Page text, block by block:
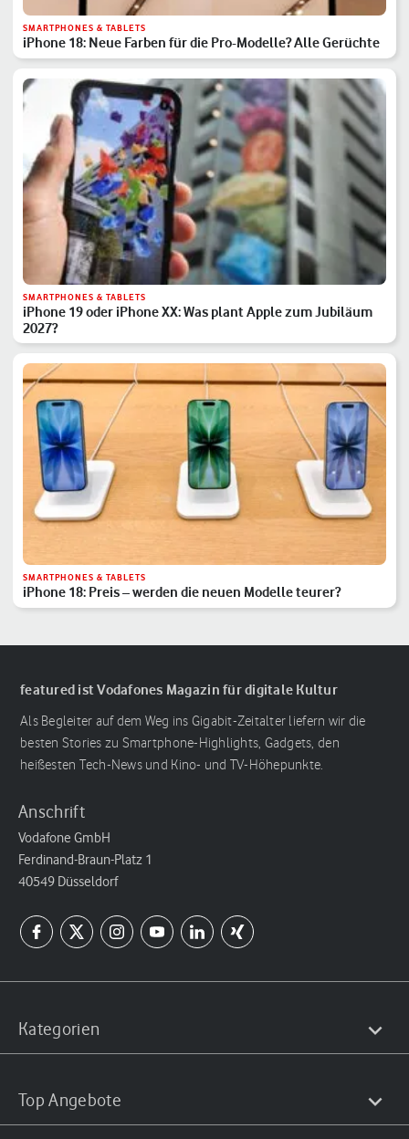
SMARTPHONES & TABLETS
iPhone 18: Neue Farben für die Pro-Modelle? Alle Gerüchte
SMARTPHONES & TABLETS
iPhone 19 oder iPhone XX: Was plant Apple zum Jubiläum
2027?
SMARTPHONES & TABLETS
iPhone 18: Preis – werden die neuen Modelle teurer?
featured ist Vodafones Magazin für digitale Kultur
Als Begleiter auf dem Weg ins Gigabit-Zeitalter liefern wir die
besten Stories zu Smartphone-Highlights, Gadgets, den
heißesten Tech-News und Kino- und TV-Höhepunkte.
Anschrift
Vodafone GmbH
Ferdinand-Braun-Platz 1
40549 Düsseldorf
Kategorien
Top Angebote